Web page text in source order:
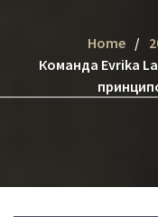
Home
Команда Evrika